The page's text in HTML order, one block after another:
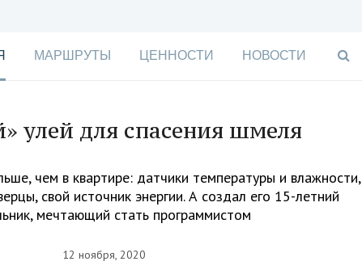
МАРШРУТЫ ЦЕННОСТИ НОВОСТИ
улей для спасения шмеля
чем в квартире: датчики температуры и влажности,
свой источник энергии. А создал его 15-летний
мечтающий стать программистом
12 ноября, 2020